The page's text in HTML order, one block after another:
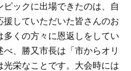
ックに出場できたのは、自
援していただいた皆さんのお
多くの方々に恩返しをしてい
べ、勝又市長は「市からオリ
光栄なことです。大会時には